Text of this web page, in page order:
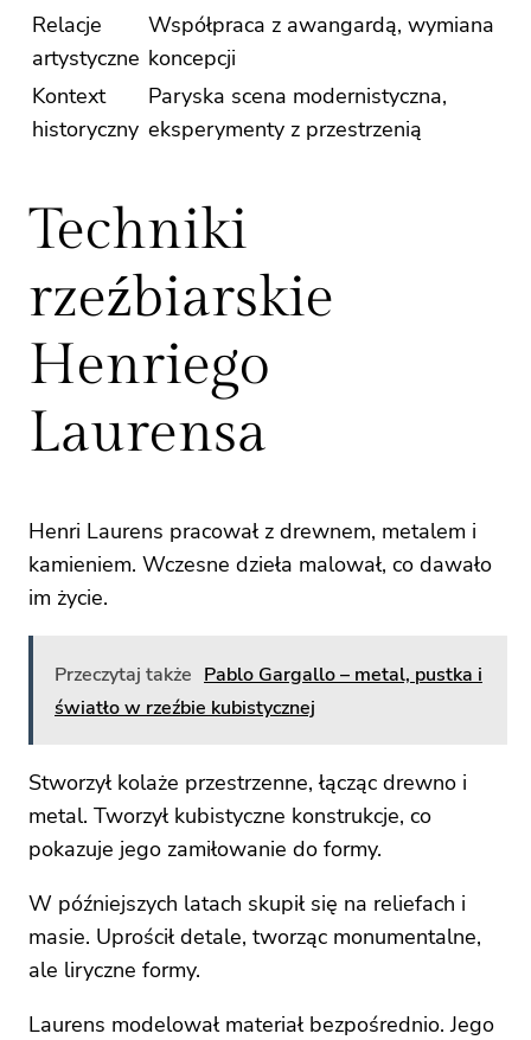
Relacje
artystyczne
Współpraca z awangardą, wymiana
koncepcji
Kontext
historyczny
Paryska scena modernistyczna,
eksperymenty z przestrzenią
Techniki
rzeźbiarskie
Henriego
Laurensa
Henri Laurens pracował z drewnem, metalem i
kamieniem. Wczesne dzieła malował, co dawało
im życie.
Przeczytaj także Pablo Gargallo – metal, pustka i
światło w rzeźbie kubistycznej
Stworzył kolaże przestrzenne, łącząc drewno i
metal. Tworzył kubistyczne konstrukcje, co
pokazuje jego zamiłowanie do formy.
W późniejszych latach skupił się na reliefach i
masie. Uprościł detale, tworząc monumentalne,
ale liryczne formy.
Laurens modelował materiał bezpośrednio. Jego